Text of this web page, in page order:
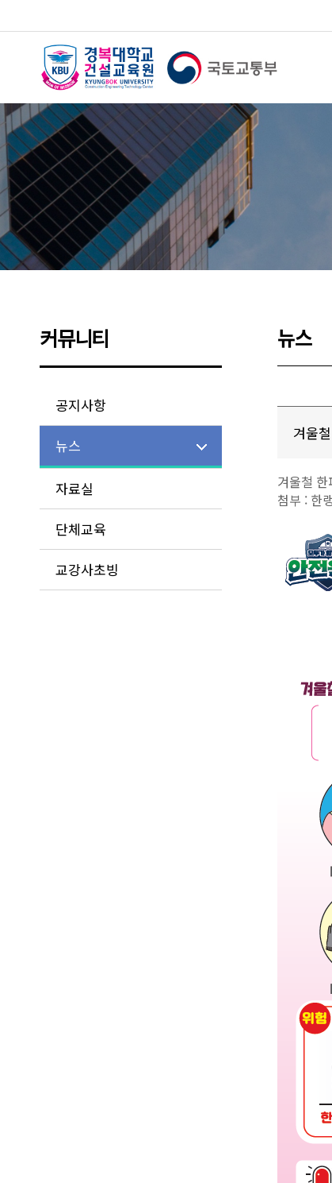
커뮤니티
공지사항
뉴스
자료실
단체교육
교강사초빙
뉴스
겨울
겨울철
첨부 : 한